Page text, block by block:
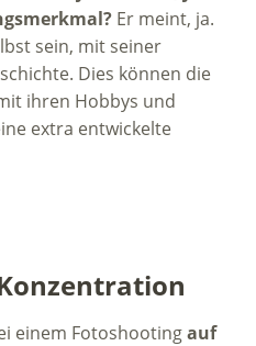
Er meint, ja.
sein, mit seiner
Dies können die
ihren Hobbys und
extra entwickelte
einem Fotoshootingauf